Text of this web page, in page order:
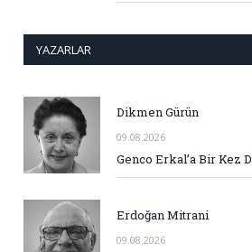
YAZARLAR
Dikmen Gürün
09.08.2026
Genco Erkal’a Bir Kez
Erdoğan Mitrani
09.08.2026